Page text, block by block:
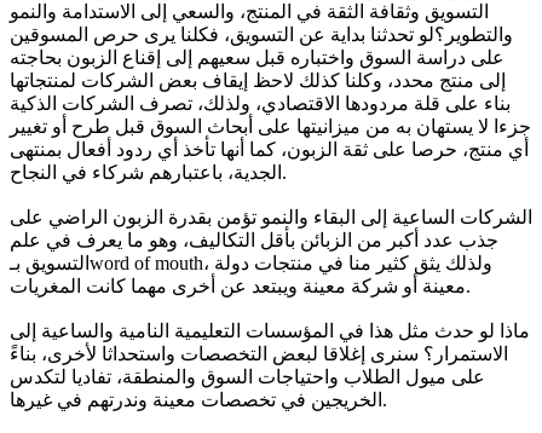
التسويق وثقافة الثقة في المنتج، والسعي إلى الاستدامة والنمو
والتطوير؟لو تحدثنا بداية عن التسويق، فكلنا يرى حرص المسوقين
على دراسة السوق واختباره قبل سعيهم إلى إقناع الزبون بحاجته
إلى منتج محدد، وكلنا كذلك لاحظ إيقاف بعض الشركات لمنتجاتها
بناء على قلة مردودها الاقتصادي، ولذلك، تصرف الشركات الذكية
جزءا لا يستهان به من ميزانيتها على أبحاث السوق قبل طرح أو تغيير
أي منتج، حرصا على ثقة الزبون، كما أنها تأخذ أي ردود أفعال بمنتهى
الجدية، باعتبارهم شركاء في النجاح.
الشركات الساعية إلى البقاء والنمو تؤمن بقدرة الزبون الراضي على
جذب عدد أكبر من الزبائن بأقل التكاليف، وهو ما يعرف في علم
التسويق بـword of mouth، ولذلك يثق كثير منا في منتجات دولة
معينة أو شركة معينة ويبتعد عن أخرى مهما كانت المغريات.
ماذا لو حدث مثل هذا في المؤسسات التعليمية النامية والساعية إلى
الاستمرار؟ سنرى إغلاقا لبعض التخصصات واستحداثا لأخرى، بناءً
على ميول الطلاب واحتياجات السوق والمنطقة، تفاديا لتكدس
الخريجين في تخصصات معينة وندرتهم في غيرها.